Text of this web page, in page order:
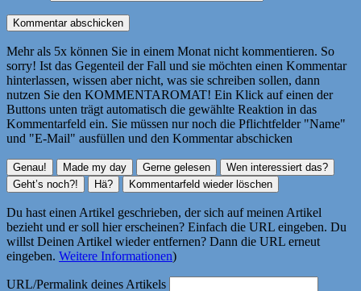
Mehr als 5x können Sie in einem Monat nicht kommentieren. So
sorry! Ist das Gegenteil der Fall und sie möchten einen Kommentar
hinterlassen, wissen aber nicht, was sie schreiben sollen, dann
nutzen Sie den KOMMENTAROMAT! Ein Klick auf einen der
Buttons unten trägt automatisch die gewählte Reaktion in das
Kommentarfeld ein. Sie müssen nur noch die Pflichtfelder "Name"
und "E-Mail" ausfüllen und den Kommentar abschicken
Du hast einen Artikel geschrieben, der sich auf meinen Artikel
bezieht und er soll hier erscheinen? Einfach die URL eingeben. Du
willst Deinen Artikel wieder entfernen? Dann die URL erneut
eingeben. Weitere Informationen)
URL/Permalink deines Artikels